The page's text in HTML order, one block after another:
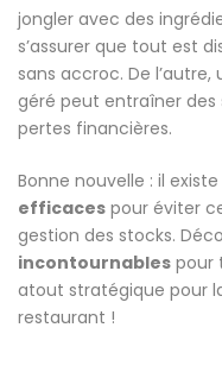
jongler avec des
s’assurer que tout est
sans accroc. De l’autre,
géré peut entraîner des
pertes financières.
Bonne nouvelle : il existe
efficaces pour éviter
gestion des stocks.
incontournables pour
atout stratégique pour
restaurant !